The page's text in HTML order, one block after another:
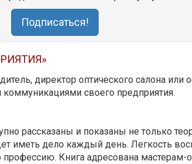
Подписаться!
директор оптического салона
своего предприятия.
рассказаны и показаны не только
иметь дело каждый день. Легкость
профессию. Книга адресована